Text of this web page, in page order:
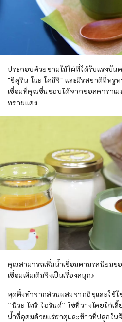
ประกอบด้วยชามไม้ไผ่ที่ได้รับแรงบัน
"ชิคุริน โนะ โคมิจิ" และมีรสชาติที่หรู
เชื่อมที่คุณชื่นชอบได้จากซอสคาราเม
ทรายแดง
คุณสามารถเพิ่มน้ำเชื่อมตามรสนิยมข
เชื่อมเพิ่มเติมจึงเป็นเรื่องสนุก♪
พุดดิ้งทำจากส่วนผสมจากอิซุและใช้
``นิวะ โทริ ไอรันด์'' ไข่ที่วางโดยไก่เ
น้ำที่อุดมด้วยแร่ธาตุและข้าวที่ปลูกใน